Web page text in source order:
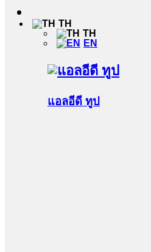
TH
TH
EN
แอลอีดี ทูป